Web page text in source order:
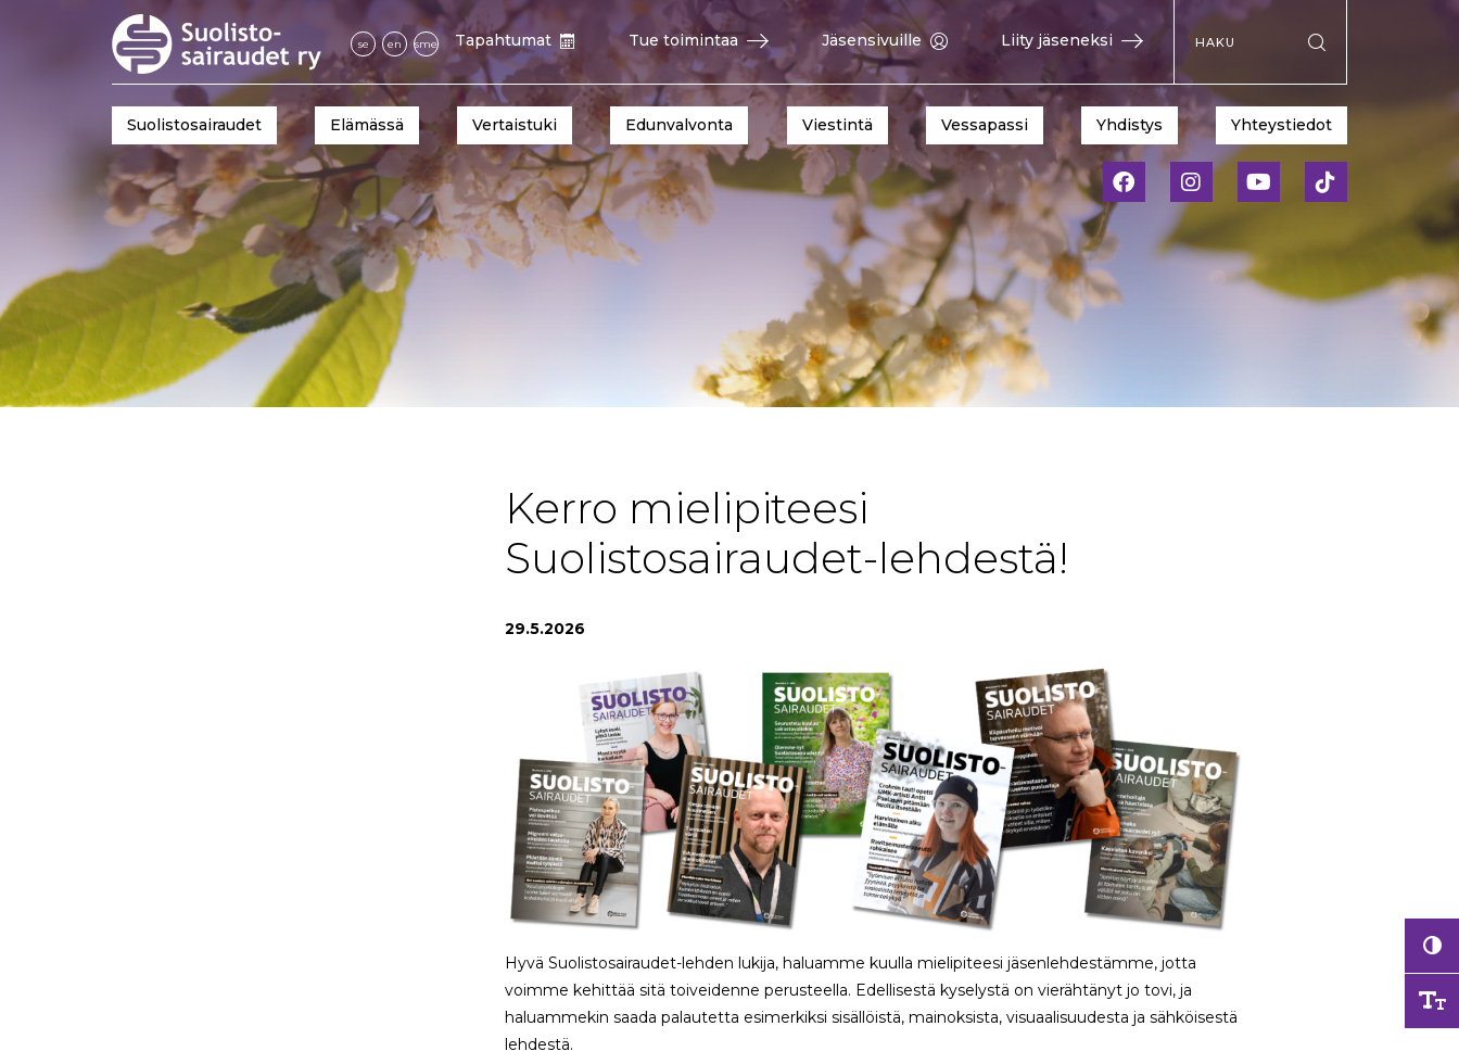
se en sme Tapahtumat Tue toimintaa Jäsensivuille Liity jäseneksi
Hae sivustolta
Suolistosairaudet Elämässä Vertaistuki Edunvalvonta Viestintä Vessapassi Yhdistys Yhteystiedot
Kerro mielipiteesi
Suolistosairaudet-lehdestä!
29.5.2026
Hyvä Suolistosairaudet-lehden lukija, haluamme kuulla mielipiteesi jäsenlehdestämme, jotta
voimme kehittää sitä toiveidenne perusteella. Edellisestä kyselystä on vierähtänyt jo tovi, ja
haluammekin saada palautetta esimerkiksi sisällöistä, mainoksista, visuaalisuudesta ja sähköisestä
lehdestä.